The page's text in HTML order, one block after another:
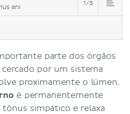
ani
1/3
parte dos órgãos
por um sistema
proximamente o lúmen.
é permanentemente
simpático e relaxa